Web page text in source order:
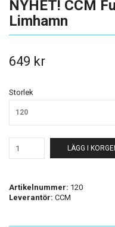
NYHET! CCM
Limhamn
649 kr
Storlek
120
LÄGG I
Artikelnummer: 120
Leverantör: CCM